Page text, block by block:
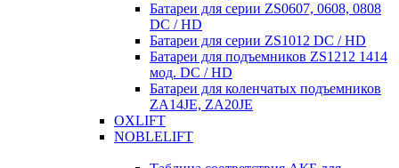
Батареи для серии ZS0607, 0608, 0808
DC / HD
Батареи для серии ZS1012 DC / HD
Батареи для подъемников ZS1212 1414
мод. DC / HD
Батареи для коленчатых подъемников
ZA14JE, ZA20JE
OXLIFT
NOBLELIFT